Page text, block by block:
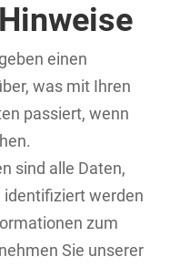
einen
was mit Ihren
passiert, wenn
sind alle Daten,
identifiziert werden
zum
Sie unserer